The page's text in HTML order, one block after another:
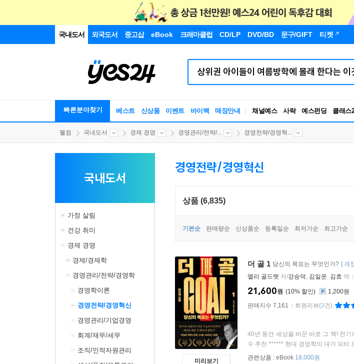
국내도서 외국도서 중고샵 eBook 크레마클럽 CD/LP DVD/BD 문구/GIFT 티켓
빠른분야찾기 베스트 신상품 이벤트 바이백 매장안내 채널예스 사락 예스펀딩 클래스
웰컴 국내도서 경제 경영 경영관리/전략/... 경영전략/경영혁...
국내도서
가정 살림
건강 취미
경제 경영
경제/경제학
경영관리/전략/경영학
경영학이론
경영전략/경영혁신
경영관리/기업경영
회계/재무/세무
조직/인적자원관리
경영전략/경영혁신
상품 (6,835)
기본순 판매량순 신상품순 등록일순 최저가순 최고가순
미리보기
더 골 1 당신의 목표는 무엇인가? [개
엘리 골드렛 저/강승덕 , 김일운, 김효 역
10%
21,600원
1,200원
판매지수 7,161
회원리뷰(3건)
40년 동안 세상을 바꾼 바로 그 책! 전
수 추천 ****** 현대 경영학의 대가 피터
관련상품 : eBook 18,000원